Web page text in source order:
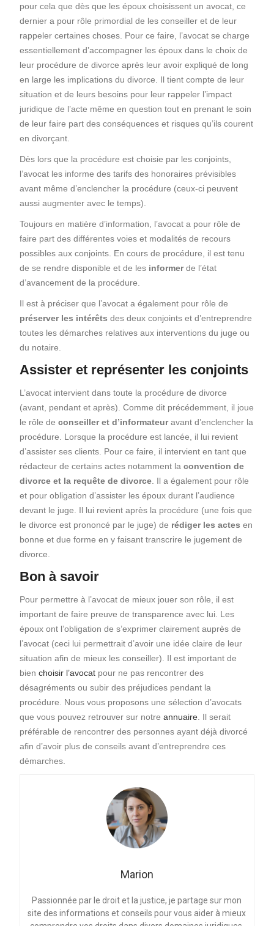
pour cela que dès que les époux choisissent un avocat, ce
dernier a pour rôle primordial de les conseiller et de leur
rappeler certaines choses. Pour ce faire, l’avocat se charge
essentiellement d’accompagner les époux dans le choix de
leur procédure de divorce après leur avoir expliqué de long
en large les implications du divorce. Il tient compte de leur
situation et de leurs besoins pour leur rappeler l’impact
juridique de l’acte même en question tout en prenant le soin
de leur faire part des conséquences et risques qu’ils courent
en divorçant.
Dès lors que la procédure est choisie par les conjoints,
l’avocat les informe des tarifs des honoraires prévisibles
avant même d’enclencher la procédure (ceux-ci peuvent
aussi augmenter avec le temps).
Toujours en matière d’information, l’avocat a pour rôle de
faire part des différentes voies et modalités de recours
possibles aux conjoints. En cours de procédure, il est tenu
de se rendre disponible et de les informerde l’état
d’avancement de la procédure.
Il est à préciser que l’avocat a également pour rôle de
préserver les intérêts des deux conjoints et d’entreprendre
toutes les démarches relatives aux interventions du juge ou
du notaire.
Assister et représenter les conjoints
L’avocat intervient dans toute la procédure de divorce
(avant, pendant et après). Comme dit précédemment, il joue
le rôle de conseiller et d’informateuravant d’enclencher la
procédure. Lorsque la procédure est lancée, il lui revient
d’assister ses clients. Pour ce faire, il intervient en tant que
rédacteur de certains actes notamment la convention de
divorce et la requête de divorce. Il a également pour rôle
et pour obligation d’assister les époux durant l’audience
devant le juge. Il lui revient après la procédure (une fois que
le divorce est prononcé par le juge) de rédiger les actes en
bonne et due forme en y faisant transcrire le jugement de
divorce.
Bon à savoir
Pour permettre à l’avocat de mieux jouer son rôle, il est
important de faire preuve de transparence avec lui. Les
époux ont l’obligation de s’exprimer clairement auprès de
l’avocat (ceci lui permettrait d’avoir une idée claire de leur
situation afin de mieux les conseiller). Il est important de
bien choisir l’avocatpour ne pas rencontrer des
désagréments ou subir des préjudices pendant la
procédure. Nous vous proposons une sélection d’avocats
que vous pouvez retrouver sur notre annuaire. Il serait
préférable de rencontrer des personnes ayant déjà divorcé
afin d’avoir plus de conseils avant d’entreprendre ces
démarches.
Marion
Passionnée par le droit et la justice, je partage sur mon
site des informations et conseils pour vous aider à mieux